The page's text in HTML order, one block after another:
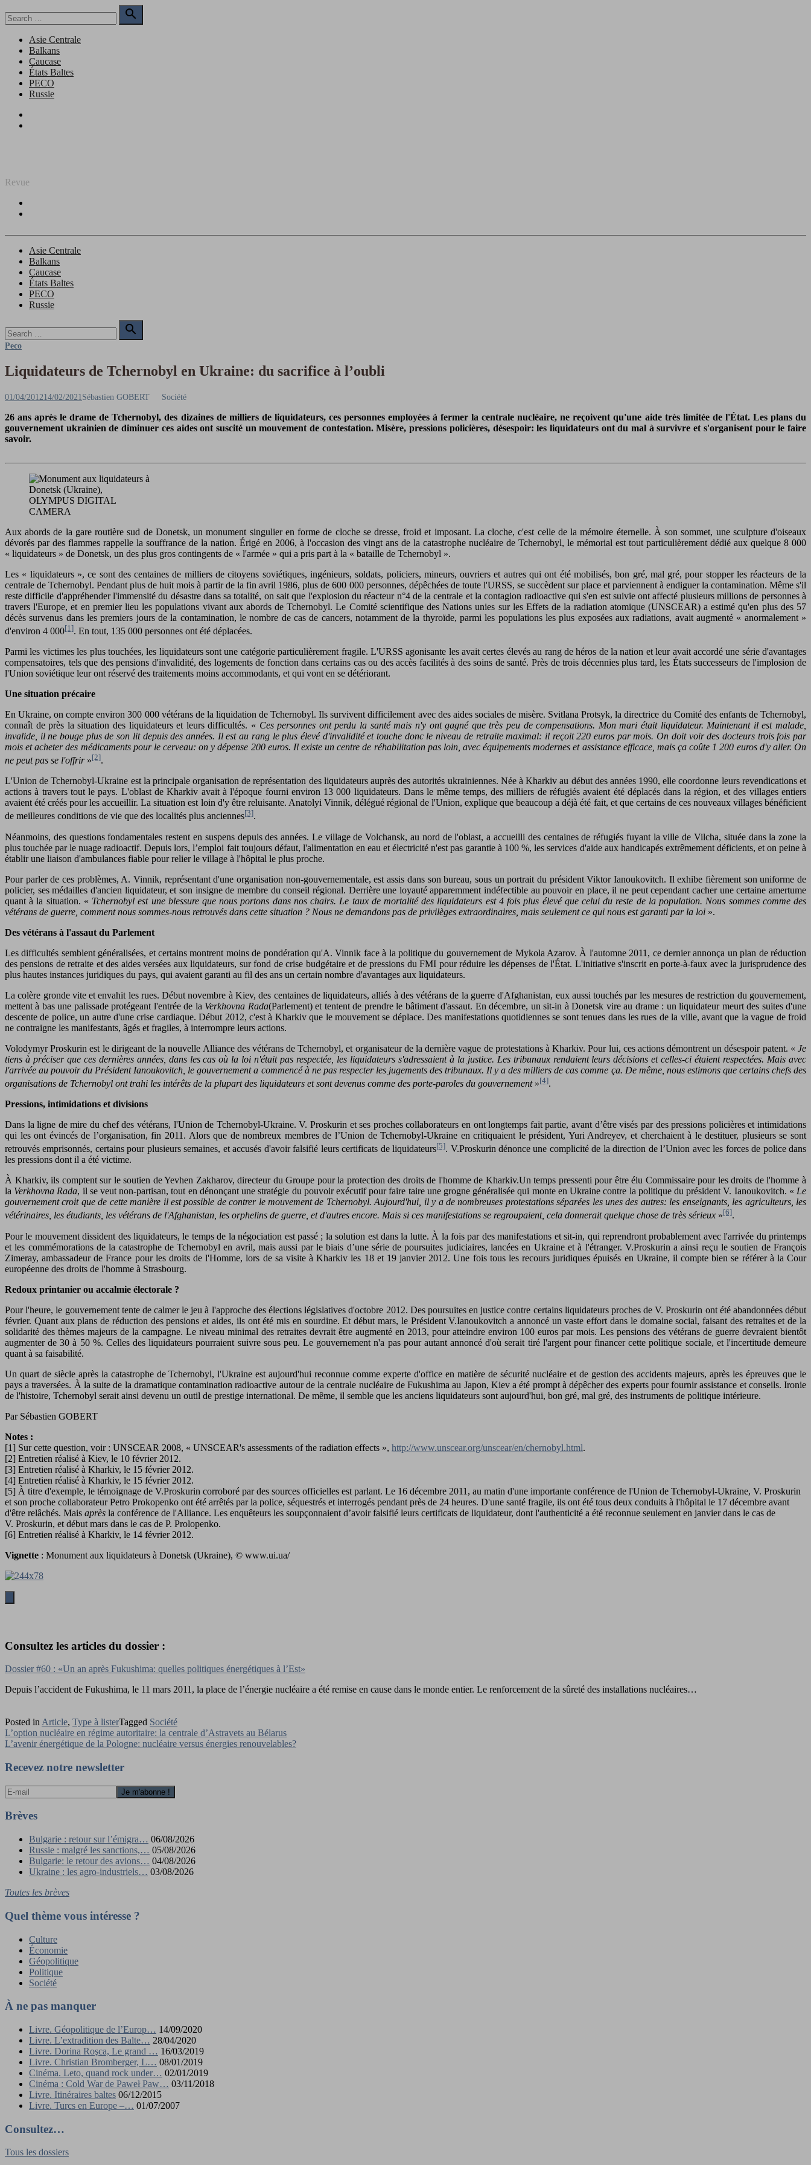
to
for:

Search
Asie Centrale
Balkans
Caucase
États Baltes
PECO
Russie
Revue
Asie Centrale
Balkans
Caucase
États Baltes
PECO
Russie
for:

Search
Peco
Liquidateurs de Tchernobyl en Ukraine: du sacrifice à l’oubli
Posted
01/04/201214/02/2021 Author
Sébastien GOBERT Société
26 ans après le drame de Tchernobyl, des dizaines de milliers de liquidateurs, ces personnes employées à fermer la centrale nucléaire, ne reçoivent qu'une aide très limitée de l'État. Les plans du
gouvernement ukrainien de diminuer ces aides ont suscité un mouvement de contestation. Misère, pressions policières, désespoir: les liquidateurs ont du mal à survivre et s'organisent pour le faire
savoir.
OLYMPUS DIGITAL
CAMERA
Aux abords de la gare routière sud de Donetsk, un monument singulier en forme de cloche se dresse, froid et imposant. La cloche, c'est celle de la mémoire éternelle. À son sommet, une sculpture d'oiseaux
dévorés par des flammes rappelle la souffrance de la nation. Érigé en 2006, à l'occasion des vingt ans de la catastrophe nucléaire de Tchernobyl, le mémorial est tout particulièrement dédié aux quelque 8 000
« liquidateurs » de Donetsk, un des plus gros contingents de « l'armée » qui a pris part à la « bataille de Tchernobyl ».
Les « liquidateurs », ce sont des centaines de milliers de citoyens soviétiques, ingénieurs, soldats, policiers, mineurs, ouvriers et autres qui ont été mobilisés, bon gré, mal gré, pour stopper les réacteurs de la
centrale de Tchernobyl. Pendant plus de huit mois à partir de la fin avril 1986, plus de 600 000 personnes, dépêchées de toute l'URSS, se succèdent sur place et parviennent à endiguer la contamination. Même s'il
reste difficile d'appréhender l'immensité du désastre dans sa totalité, on sait que l'explosion du réacteur n°4 de la centrale et la contagion radioactive qui s'en est suivie ont affecté plusieurs millions de personnes à
travers l'Europe, et en premier lieu les populations vivant aux abords de Tchernobyl. Le Comité scientifique des Nations unies sur les Effets de la radiation atomique (UNSCEAR) a estimé qu'en plus des 57
décès survenus dans les premiers jours de la contamination, le nombre de cas de cancers, notamment de la thyroïde, parmi les populations les plus exposées aux radiations, avait augmenté « anormalement »
d'environ 4 000[1]. En tout, 135 000 personnes ont été déplacées.
Parmi les victimes les plus touchées, les liquidateurs sont une catégorie particulièrement fragile. L'URSS agonisante les avait certes élevés au rang de héros de la nation et leur avait accordé une série d'avantages
compensatoires, tels que des pensions d'invalidité, des logements de fonction dans certains cas ou des accès facilités à des soins de santé. Près de trois décennies plus tard, les États successeurs de l'implosion de
l'Union soviétique leur ont réservé des traitements moins accommodants, et qui vont en se détériorant.
Une situation précaire
En Ukraine, on compte environ 300 000 vétérans de la liquidation de Tchernobyl. Ils survivent difficilement avec des aides sociales de misère. Svitlana Protsyk, la directrice du Comité des enfants de Tchernobyl,
connaît de près la situation des liquidateurs et leurs difficultés. « Ces personnes ont perdu la santé mais n'y ont gagné que très peu de compensations. Mon mari était liquidateur. Maintenant il est malade,
invalide, il ne bouge plus de son lit depuis des années. Il est au rang le plus élevé d'invalidité et touche donc le niveau de retraite maximal: il reçoit 220 euros par mois. On doit voir des docteurs trois fois par
mois et acheter des médicaments pour le cerveau: on y dépense 200 euros. Il existe un centre de réhabilitation pas loin, avec équipements modernes et assistance efficace, mais ça coûte 1 200 euros d'y aller. On
ne peut pas se l'offrir »[2].
L'Union de Tchernobyl-Ukraine est la principale organisation de représentation des liquidateurs auprès des autorités ukrainiennes. Née à Kharkiv au début des années 1990, elle coordonne leurs revendications et
actions à travers tout le pays. L'oblast de Kharkiv avait à l'époque fourni environ 13 000 liquidateurs. Dans le même temps, des milliers de réfugiés avaient été déplacés dans la région, et des villages entiers
avaient été créés pour les accueillir. La situation est loin d'y être reluisante. Anatolyi Vinnik, délégué régional de l'Union, explique que beaucoup a déjà été fait, et que certains de ces nouveaux villages bénéficient
de meilleures conditions de vie que des localités plus anciennes[3].
Néanmoins, des questions fondamentales restent en suspens depuis des années. Le village de Volchansk, au nord de l'oblast, a accueilli des centaines de réfugiés fuyant la ville de Vilcha, située dans la zone la
plus touchée par le nuage radioactif. Depuis lors, l’emploi fait toujours défaut, l'alimentation en eau et électricité n'est pas garantie à 100 %, les services d'aide aux handicapés extrêmement déficients, et on peine à
établir une liaison d'ambulances fiable pour relier le village à l'hôpital le plus proche.
Pour parler de ces problèmes, A. Vinnik, représentant d'une organisation non-gouvernementale, est assis dans son bureau, sous un portrait du président Viktor Ianoukovitch. Il exhibe fièrement son uniforme de
policier, ses médailles d'ancien liquidateur, et son insigne de membre du conseil régional. Derrière une loyauté apparemment indéfectible au pouvoir en place, il ne peut cependant cacher une certaine amertume
quant à la situation. « Tchernobyl est une blessure que nous portons dans nos chairs. Le taux de mortalité des liquidateurs est 4 fois plus élevé que celui du reste de la population. Nous sommes comme des
vétérans de guerre, comment nous sommes-nous retrouvés dans cette situation ? Nous ne demandons pas de privilèges extraordinaires, mais seulement ce qui nous est garanti par la loi ».
Des vétérans à l'assaut du Parlement
Les difficultés semblent généralisées, et certains montrent moins de pondération qu'A. Vinnik face à la politique du gouvernement de Mykola Azarov. À l'automne 2011, ce dernier annonça un plan de réduction
des pensions de retraite et des aides versées aux liquidateurs, sur fond de crise budgétaire et de pressions du FMI pour réduire les dépenses de l'État. L'initiative s'inscrit en porte-à-faux avec la jurisprudence des
plus hautes instances juridiques du pays, qui avaient garanti au fil des ans un certain nombre d'avantages aux liquidateurs.
La colère gronde vite et envahit les rues. Début novembre à Kiev, des centaines de liquidateurs, alliés à des vétérans de la guerre d'Afghanistan, eux aussi touchés par les mesures de restriction du gouvernement,
mettent à bas une palissade protégeant l'entrée de la Verkhovna Rada(Parlement) et tentent de prendre le bâtiment d'assaut. En décembre, un sit-in à Donetsk vire au drame : un liquidateur meurt des suites d'une
descente de police, un autre d'une crise cardiaque. Début 2012, c'est à Kharkiv que le mouvement se déplace. Des manifestations quotidiennes se sont tenues dans les rues de la ville, avant que la vague de froid
ne contraigne les manifestants, âgés et fragiles, à interrompre leurs actions.
Volodymyr Proskurin est le dirigeant de la nouvelle Alliance des vétérans de Tchernobyl, et organisateur de la dernière vague de protestations à Kharkiv. Pour lui, ces actions démontrent un désespoir patent. « Je
tiens à préciser que ces dernières années, dans les cas où la loi n'était pas respectée, les liquidateurs s'adressaient à la justice. Les tribunaux rendaient leurs décisions et celles-ci étaient respectées. Mais avec
l'arrivée au pouvoir du Président Ianoukovitch, le gouvernement a commencé à ne pas respecter les jugements des tribunaux. Il y a des milliers de cas comme ça. De même, nous estimons que certains chefs des
organisations de Tchernobyl ont trahi les intérêts de la plupart des liquidateurs et sont devenus comme des porte-paroles du gouvernement »[4].
Pressions, intimidations et divisions
Dans la ligne de mire du chef des vétérans, l'Union de Tchernobyl-Ukraine. V. Proskurin et ses proches collaborateurs en ont longtemps fait partie, avant d’être visés par des pressions policières et intimidations
qui les ont évincés de l’organisation, fin 2011. Alors que de nombreux membres de l’Union de Tchernobyl-Ukraine en critiquaient le président, Yuri Andreyev, et cherchaient à le destituer, plusieurs se sont
retrouvés emprisonnés, certains pour plusieurs semaines, et accusés d'avoir falsifié leurs certificats de liquidateurs[5]. V.Proskurin dénonce une complicité de la direction de l’Union avec les forces de police dans
les pressions dont il a été victime.
À Kharkiv, ils comptent sur le soutien de Yevhen Zakharov, directeur du Groupe pour la protection des droits de l'homme de Kharkiv.Un temps pressenti pour être élu Commissaire pour les droits de l'homme à
la Verkhovna Rada, il se veut non-partisan, tout en dénonçant une stratégie du pouvoir exécutif pour faire taire une grogne généralisée qui monte en Ukraine contre la politique du président V. Ianoukovitch. «Le
gouvernement croit que de cette manière il est possible de contrer le mouvement de Tchernobyl. Aujourd'hui, il y a de nombreuses protestations séparées les unes des autres: les enseignants, les agriculteurs, les
vétérinaires, les étudiants, les vétérans de l'Afghanistan, les orphelins de guerre, et d'autres encore. Mais si ces manifestations se regroupaient, cela donnerait quelque chose de très sérieux »[6].
Pour le mouvement dissident des liquidateurs, le temps de la négociation est passé ; la solution est dans la lutte. À la fois par des manifestations et sit-in, qui reprendront probablement avec l'arrivée du printemps
et les commémorations de la catastrophe de Tchernobyl en avril, mais aussi par le biais d’une série de poursuites judiciaires, lancées en Ukraine et à l'étranger. V.Proskurin a ainsi reçu le soutien de François
Zimeray, ambassadeur de France pour les droits de l'Homme, lors de sa visite à Kharkiv les 18 et 19 janvier 2012. Une fois tous les recours juridiques épuisés en Ukraine, il compte bien se référer à la Cour
européenne des droits de l'homme à Strasbourg.
Redoux printanier ou accalmie électorale ?
Pour l'heure, le gouvernement tente de calmer le jeu à l'approche des élections législatives d'octobre 2012. Des poursuites en justice contre certains liquidateurs proches de V. Proskurin ont été abandonnées début
février. Quant aux plans de réduction des pensions et aides, ils ont été mis en sourdine. Et début mars, le Président V.Ianoukovitch a annoncé un vaste effort dans le domaine social, faisant des retraites et de la
solidarité des thèmes majeurs de la campagne. Le niveau minimal des retraites devrait être augmenté en 2013, pour atteindre environ 100 euros par mois. Les pensions des vétérans de guerre devraient bientôt
augmenter de 30 à 50 %. Celles des liquidateurs pourraient suivre sous peu. Le gouvernement n'a pas pour autant annoncé d'où serait tiré l'argent pour financer cette politique sociale, et l'incertitude demeure
quant à sa faisabilité.
Un quart de siècle après la catastrophe de Tchernobyl, l'Ukraine est aujourd'hui reconnue comme experte d'office en matière de sécurité nucléaire et de gestion des accidents majeurs, après les épreuves que le
pays a traversées. À la suite de la dramatique contamination radioactive autour de la centrale nucléaire de Fukushima au Japon, Kiev a été prompt à dépêcher des experts pour fournir assistance et conseils. Ironie
de l'histoire, Tchernobyl serait ainsi devenu un outil de prestige international. De même, il semble que les anciens liquidateurs sont aujourd'hui, bon gré, mal gré, des instruments de politique intérieure.
Par Sébastien GOBERT
Notes :
[1] Sur cette question, voir : UNSCEAR 2008, « UNSCEAR's assessments of the radiation effects », http://www.unscear.org/unscear/en/chernobyl.html.
[2] Entretien réalisé à Kiev, le 10 février 2012.
[3] Entretien réalisé à Kharkiv, le 15 février 2012.
[4] Entretien réalisé à Kharkiv, le 15 février 2012.
[5] À titre d'exemple, le témoignage de V.Proskurin corroboré par des sources officielles est parlant. Le 16 décembre 2011, au matin d'une importante conférence de l'Union de Tchernobyl-Ukraine, V. Proskurin
et son proche collaborateur Petro Prokopenko ont été arrêtés par la police, séquestrés et interrogés pendant près de 24 heures. D'une santé fragile, ils ont été tous deux conduits à l'hôpital le 17 décembre avant
d'être relâchés. Mais après la conférence de l'Alliance. Les enquêteurs les soupçonnaient d’avoir falsifié leurs certificats de liquidateur, dont l'authenticité a été reconnue seulement en janvier dans le cas de
V. Proskurin, et début mars dans le cas de P. Prolopenko.
[6] Entretien réalisé à Kharkiv, le 14 février 2012.
Vignette : Monument aux liquidateurs à Donetsk (Ukraine), © www.ui.ua/
Consultez les articles du dossier :
Dossier #60 : «Un an après Fukushima: quelles politiques énergétiques à l’Est»
Depuis l’accident de Fukushima, le 11 mars 2011, la place de l’énergie nucléaire a été remise en cause dans le monde entier. Le renforcement de la sûreté des installations nucléaires…
Posted in Article, Type à listerTagged Société
Navigation
de
l’article
L’option nucléaire en régime autoritaire: la centrale d’Astravets au Bélarus
L’avenir énergétique de la Pologne: nucléaire versus énergies renouvelables?
Recevez notre newsletter
Brèves
Bulgarie : retour sur l’émigra… 06/08/2026
Russie : malgré les sanctions,… 05/08/2026
Bulgarie: le retour des avions… 04/08/2026
Ukraine : les agro-industriels… 03/08/2026
Toutes les brèves
Quel thème vous intéresse ?
Culture
Économie
Géopolitique
Politique
Société
À ne pas manquer
Livre. Géopolitique de l’Europ… 14/09/2020
Livre. L’extradition des Balte… 28/04/2020
Livre. Dorina Roşca, Le grand … 16/03/2019
Livre. Christian Bromberger, L… 08/01/2019
Cinéma. Leto, quand rock under… 02/01/2019
Cinéma : Cold War de Paweł Paw… 03/11/2018
Livre. Itinéraires baltes 06/12/2015
Livre. Turcs en Europe –… 01/07/2007
Consultez…
Tous les dossiers